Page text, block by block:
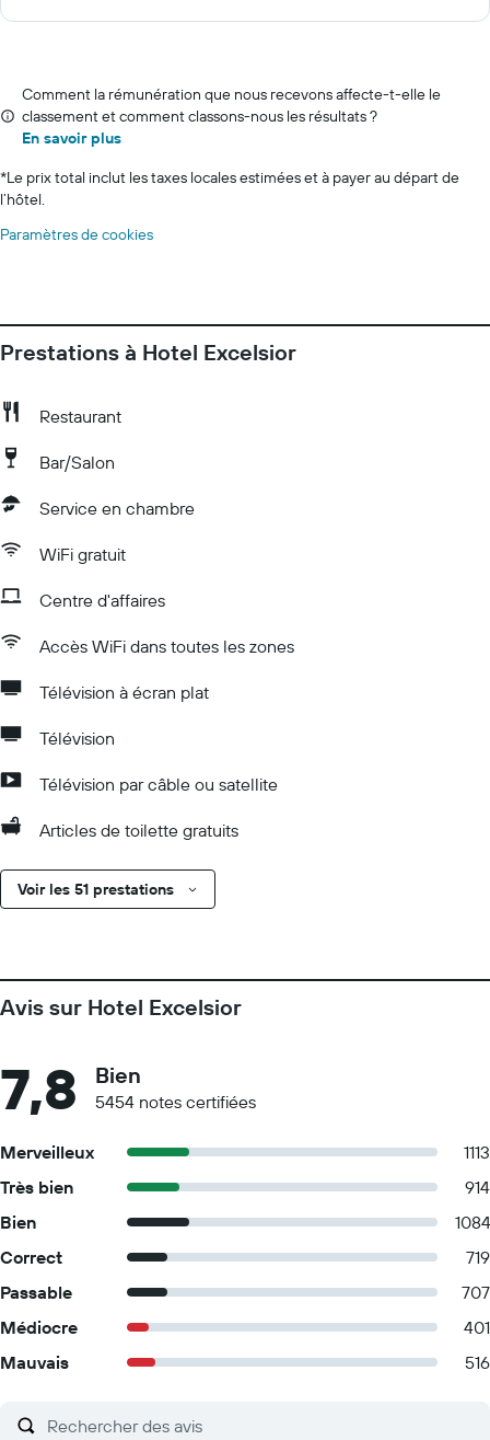
Comment la rémunération que nous recevons affecte-t-elle le
classement et comment classons-nous les résultats ?
En savoir plus
*Le prix total inclut les taxes locales estimées et à payer au départ de
l’hôtel.
Paramètres de cookies
Prestations à Hotel Excelsior
Restaurant
Bar/Salon
Service en chambre
WiFi gratuit
Centre d'affaires
Accès WiFi dans toutes les zones
Télévision à écran plat
Télévision
Télévision par câble ou satellite
Articles de toilette gratuits
Voir les 51 prestations
Avis sur Hotel Excelsior
7,8 Bien
5454 notes certifiées
Merveilleux
1113
Très bien
914
Bien
1084
Correct
719
Passable
707
Médiocre
401
Mauvais
516